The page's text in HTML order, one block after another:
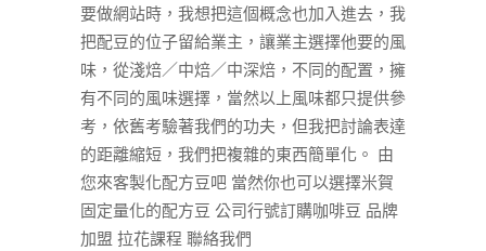
要做網站時，我想把這個概念也加入進去，我
把配豆的位子留給業主，讓業主選擇他要的風
味，從淺焙／中焙／中深焙，不同的配置，擁
有不同的風味選擇，當然以上風味都只提供參
考，依舊考驗著我們的功夫，但我把討論表達
的距離縮短，我們把複雜的東西簡單化。 由
您來客製化配方豆吧 當然你也可以選擇米賀
固定量化的配方豆 公司行號訂購咖啡豆 品牌
加盟 拉花課程 聯絡我們